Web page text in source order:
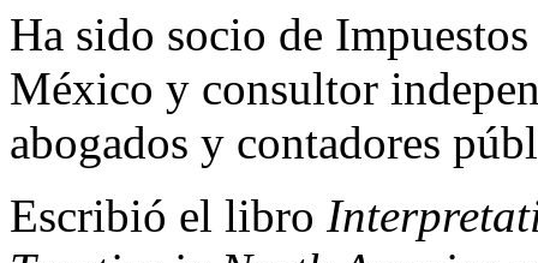
Ha sido socio de
México y consultor
abogados y contadores
Escribió el libro